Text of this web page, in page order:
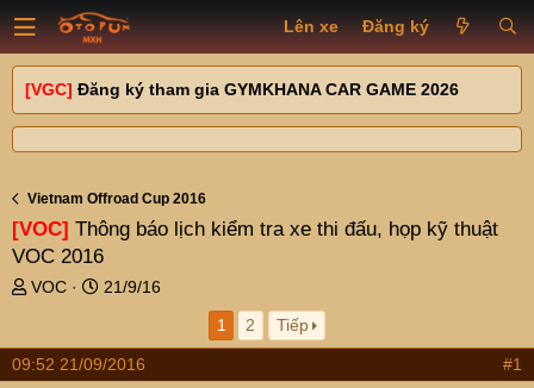
Lên xe Đăng ký
[VGC] Đăng ký tham gia GYMKHANA CAR GAME 2026
Vietnam Offroad Cup 2016
[VOC] Thông báo lịch kiểm tra xe thi đấu, họp kỹ thuật
VOC 2016
T
e
a
VOC
N
y
g
21/9/16
1
2 Tiếp
09:52 21/09/2016
#1